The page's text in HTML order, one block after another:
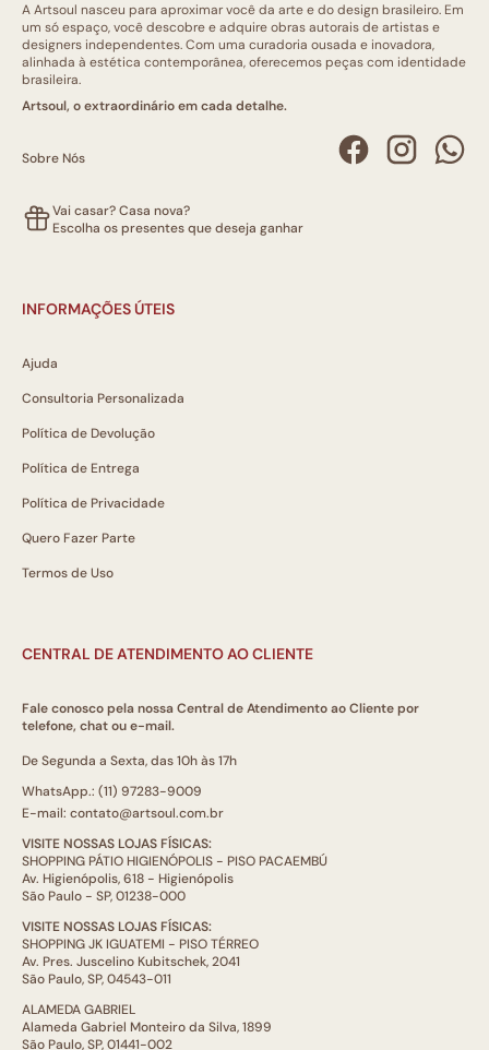
A Artsoul nasceu para aproximar você da arte e do design brasileiro. Em
um só espaço, você descobre e adquire obras autorais de artistas e
designers independentes. Com uma curadoria ousada e inovadora,
alinhada à estética contemporânea, oferecemos peças com identidade
brasileira.
Artsoul, o extraordinário em cada detalhe.
Sobre Nós
Vai casar? Casa nova?
Escolha os presentes que deseja ganhar
INFORMAÇÕES ÚTEIS
Ajuda
Consultoria Personalizada
Política de Devolução
Política de Entrega
Política de Privacidade
Quero Fazer Parte
Termos de Uso
CENTRAL DE ATENDIMENTO AO CLIENTE
Fale conosco pela nossa Central de Atendimento ao Cliente por
telefone, chat ou e-mail.
De Segunda a Sexta, das 10h às 17h
WhatsApp.: (11) 97283-9009
E-mail: contato@artsoul.com.br
VISITE NOSSAS LOJAS FÍSICAS:
SHOPPING PÁTIO HIGIENÓPOLIS - PISO PACAEMBÚ
Av. Higienópolis, 618 - Higienópolis
São Paulo - SP, 01238-000
VISITE NOSSAS LOJAS FÍSICAS:
SHOPPING JK IGUATEMI - PISO TÉRREO
Av. Pres. Juscelino Kubitschek, 2041
São Paulo, SP, 04543-011
ALAMEDA GABRIEL
Alameda Gabriel Monteiro da Silva, 1899
São Paulo, SP, 01441-002